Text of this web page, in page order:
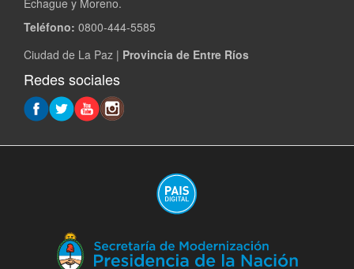
Echague y Moreno.
Teléfono: 0800-444-5585
Ciudad de La Paz | Provincia de Entre Ríos
Redes sociales